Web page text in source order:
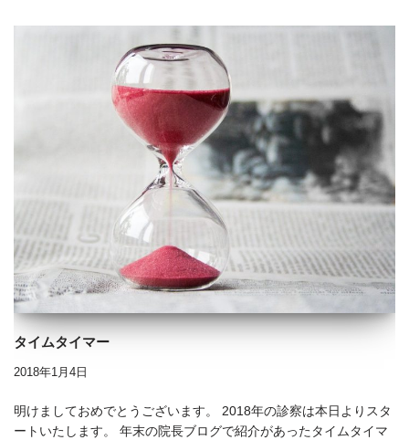
タイムタイマー
2018年1月4日
明けましておめでとうございます。 2018年の診察は本日よりスタ
ートいたします。 年末の院長ブログで紹介があったタイムタイマ